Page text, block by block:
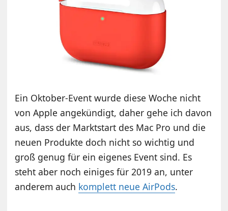
Ein Oktober-Event wurde diese Woche nicht
von Apple angekündigt, daher gehe ich davon
aus, dass der Marktstart des Mac Pro und die
neuen Produkte doch nicht so wichtig und
groß genug für ein eigenes Event sind. Es
steht aber noch einiges für 2019 an, unter
anderem auch komplett neue AirPods.